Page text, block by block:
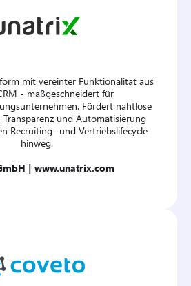
mit vereinter Funktionalität aus
- maßgeschneidert für
Fördert nahtlose
und Automatisierung
Recruiting‑ und Vertriebslifecycle
hinweg.
| www.unatrix.com